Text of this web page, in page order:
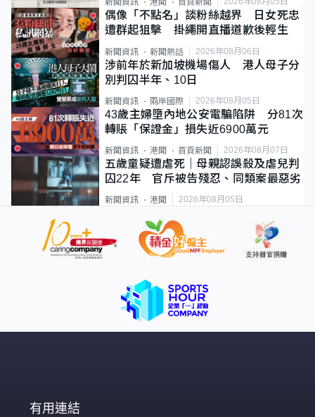
新聞資訊 港聞 首頁新聞
偶像「不點名」談粉絲越界 日女死忠
遭群起狙擊 掛繩開直播道歉後輕生
新聞資訊 新聞熱話 2026年08月06日
涉前年於新加坡機場傷人 港人母子分
別判囚半年、10日
新聞資訊 兩岸國際 2026年08月05日
43歲主婦墮內地公安電騙陷阱 分81次
轉賬「保證金」損失近6900萬元
新聞資訊 港聞 首頁新聞 2026年08月07日
五歲童疑遭虐死｜母親認誤殺及虐兒判
囚22年 官斥被告殘忍、同類案最惡劣
新聞資訊 港聞 2026年08月05日
有用連結